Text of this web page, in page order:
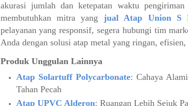
akurasi jumlah dan ketepatan waktu
membutuhkan mitra yang jual Atap Union S
pelayanan yang responsif, segera hubungi tim
Anda dengan solusi atap metal yang ringan,
​Produk Unggulan Lainnya
Atap Solartuff Polycarbonate: Cahaya
Tahan Pecah
Atap UPVC Alderon: Ruangan Lebih Sejuk